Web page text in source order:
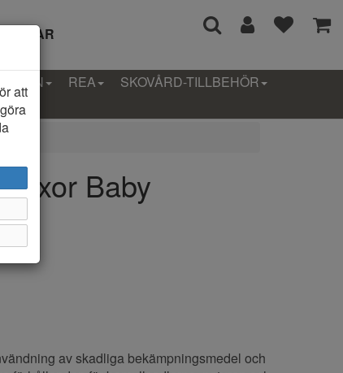
DAGAR
REA
SKOVÅRD-TILLBEHÖR
Baby
av skadliga bekämpningsmedel och
att